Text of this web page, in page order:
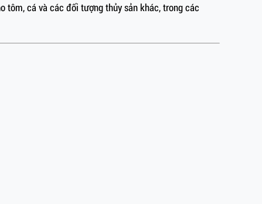
tôm, cá và các đối tượng thủy sản khác, trong các